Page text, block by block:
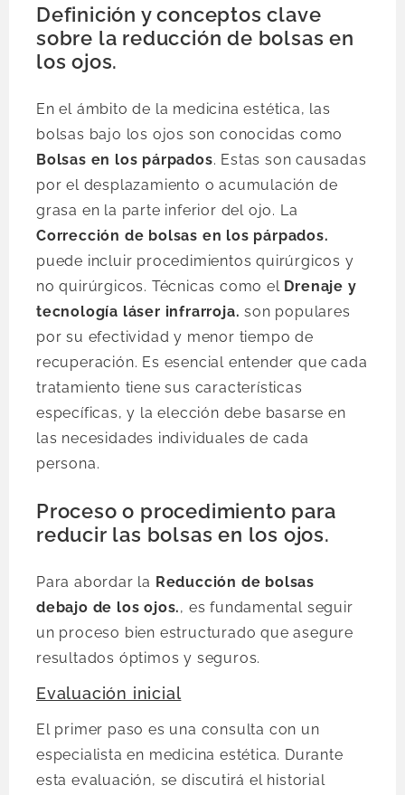
Definición y conceptos clave
sobre la reducción de bolsas en
los ojos.
En el ámbito de la medicina estética, las
bolsas bajo los ojos son conocidas como
Bolsas en los párpados. Estas son causadas
por el desplazamiento o acumulación de
grasa en la parte inferior del ojo. La
Corrección de bolsas en los párpados.
puede incluir procedimientos quirúrgicos y
no quirúrgicos. Técnicas como el Drenaje y
tecnología láser infrarroja. son populares
por su efectividad y menor tiempo de
recuperación. Es esencial entender que cada
tratamiento tiene sus características
específicas, y la elección debe basarse en
las necesidades individuales de cada
persona.
Proceso o procedimiento para
reducir las bolsas en los ojos.
Para abordar la Reducción de bolsas
debajo de los ojos., es fundamental seguir
un proceso bien estructurado que asegure
resultados óptimos y seguros.
Evaluación inicial
El primer paso es una consulta con un
especialista en medicina estética. Durante
esta evaluación, se discutirá el historial